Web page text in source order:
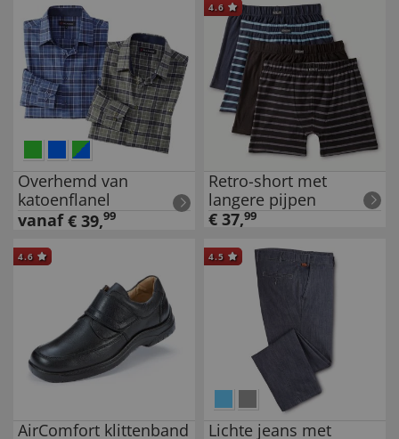
Overhemd van
katoenflanel
vanaf € 39,99
4.6
Retro-short met
langere pijpen
€ 37,99
4.6
AirComfort klittenband
4.5
Lichte jeans met